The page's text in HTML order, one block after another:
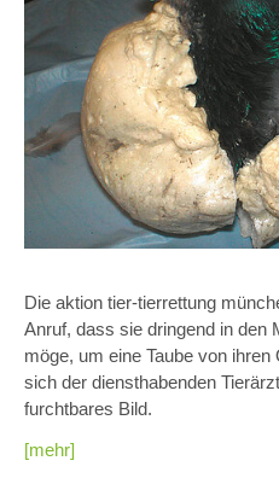
Die aktion tier-tierrettung
Anruf, dass sie dringend in den
möge, um eine Taube von
sich der diensthabenden
furchtbares Bild.
[mehr]